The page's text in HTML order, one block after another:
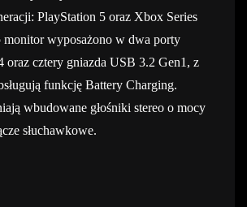
PlayStation 5 oraz Xbox Series
wyposażono w dwa porty
oraz cztery gniazda USB 3.2 Gen1, z
funkcję Battery Charging.
wbudowane głośniki stereo o mocy
słuchawkowe.